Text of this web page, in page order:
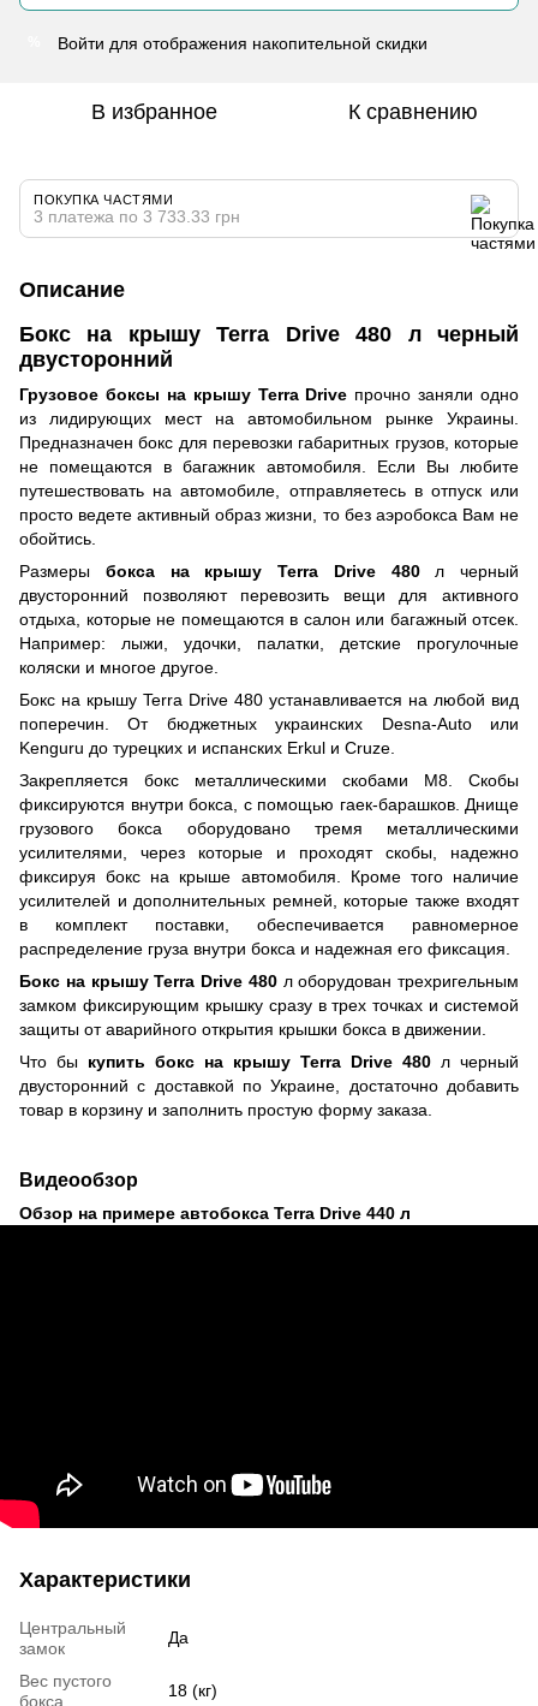
Войти для отображения накопительной скидки
В избранное К сравнению
ПОКУПКА ЧАСТЯМИ
3 платежа по 3 733.33 грн
Описание
Бокс на крышу Terra Drive 480 л черный
двусторонний
Грузовое боксы на крышу Terra Drive прочно заняли одно
из лидирующих мест на автомобильном рынке Украины.
Предназначен бокс для перевозки габаритных грузов, которые
не помещаются в багажник автомобиля. Если Вы любите
путешествовать на автомобиле, отправляетесь в отпуск или
просто ведете активный образ жизни, то без аэробокса Вам не
обойтись.
Размеры бокса на крышу Terra Drive 480л черный
двусторонний позволяют перевозить вещи для активного
отдыха, которые не помещаются в салон или багажный отсек.
Например: лыжи, удочки, палатки, детские прогулочные
коляски и многое другое.
Бокс на крышу Terra Drive 480 устанавливается на любой вид
поперечин. От бюджетных украинских Desna-Auto или
Kenguru до турецких и испанских Erkul и Cruze.
Закрепляется бокс металлическими скобами М8. Скобы
фиксируются внутри бокса, с помощью гаек-барашков. Днище
грузового бокса оборудовано тремя металлическими
усилителями, через которые и проходят скобы, надежно
фиксируя бокс на крыше автомобиля. Кроме того наличие
усилителей и дополнительных ремней, которые также входят
в комплект поставки, обеспечивается равномерное
распределение груза внутри бокса и надежная его фиксация.
Бокс на крышу Terra Drive 480л оборудован трехригельным
замком фиксирующим крышку сразу в трех точках и системой
защиты от аварийного открытия крышки бокса в движении.
Что бы купить бокс на крышу Terra Drive 480 л черный
двусторонний с доставкой по Украине, достаточно добавить
товар в корзину и заполнить простую форму заказа.
Видеообзор
Обзор на примере автобокса Terra Drive 440 л
Характеристики
Центральный
замок
Да
Вес пустого
бокса
18 (кг)